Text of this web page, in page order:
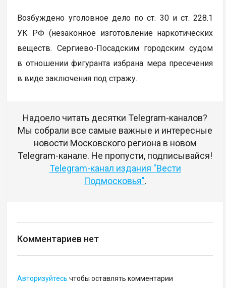
Возбуждено уголовное дело по ст. 30 и ст. 228.1
УК РФ (незаконное изготовление наркотических
веществ. Сергиево-Посадским городским судом
в отношении фигуранта избрана мера пресечения
в виде заключения под стражу.
Надоело читать десятки Telegram-каналов?
Мы собрали все самые важные и интересные
новости Московского региона в новом
Telegram-канале. Не пропусти, подписывайся!
Telegram-канал издания "Вести
Подмосковья".
Комментариев нет
Авторизуйтесь чтобы оставлять комментарии